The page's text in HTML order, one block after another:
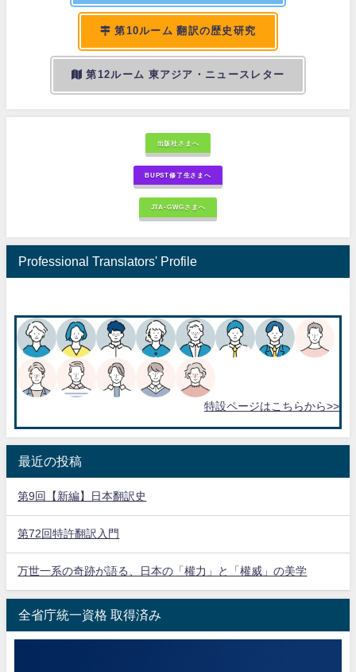
第10ルーム 翻訳の歴史研究
第12ルーム 東アジア・ニュースレター
出版社さまへ
BUPST修了生さまへ
JTA-GWGさまへ
Professional Translators' Profile
特設ページはこちらから>>
最近の投稿
第9回【新編】日本翻訳史
第72回特許翻訳入門
万世一系の奇跡が語る、日本の「權力」と「權威」の美学
全省庁統一資格 取得済み